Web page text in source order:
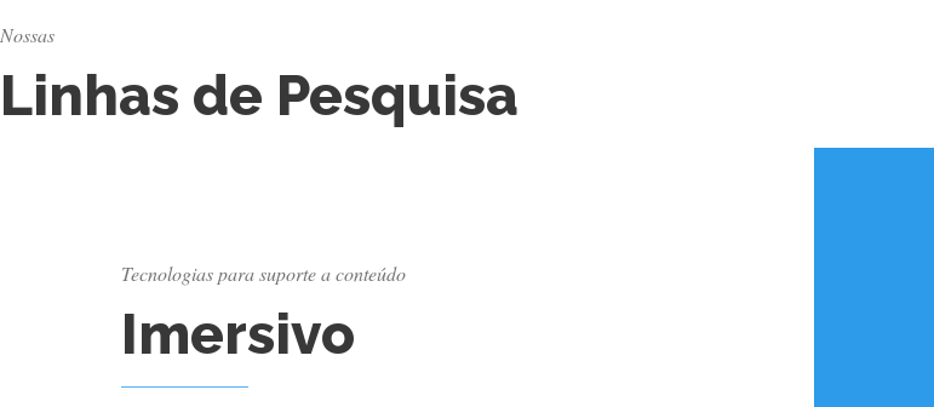
Nossas
Linhas de Pesquisa
Tecnologias para suporte a conteúdo
Imersivo